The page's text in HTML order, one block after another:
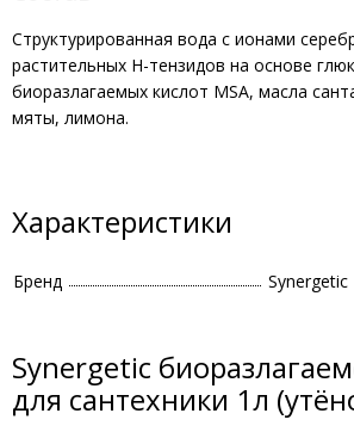
Структурированная вода с ионами
растительных Н-тензидов на основе
биоразлагаемых кислот MSA, масла
мяты, лимона.
Характеристики
Бренд Synergetic
Synergetic
для сантехники 1л